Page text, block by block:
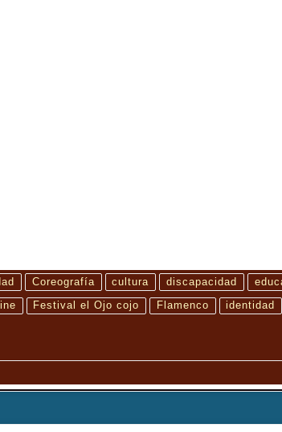
Coreografía cultura discapacidad
Festival el Ojo cojo Flamenco identidad